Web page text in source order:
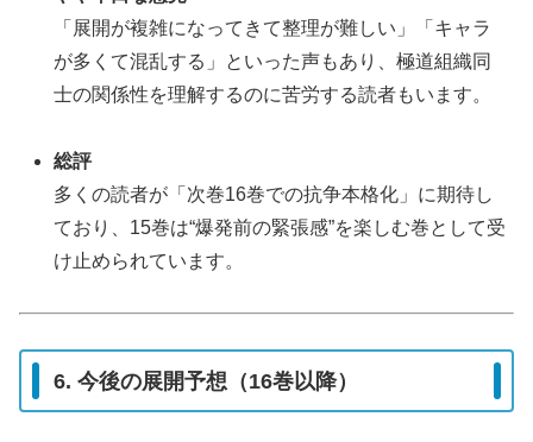
「展開が複雑になってきて整理が難しい」「キャラ
が多くて混乱する」といった声もあり、極道組織同
士の関係性を理解するのに苦労する読者もいます。
総評
多くの読者が「次巻16巻での抗争本格化」に期待し
ており、15巻は“爆発前の緊張感”を楽しむ巻として受
け止められています。
6. 今後の展開予想（16巻以降）